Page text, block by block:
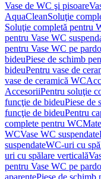
Vase de WC şi pisoare
AquaCleanSoluţie
Soluţie completă pentru
pentru Vase WC
pentru Vase WC pe
bideuPiese de schimb
bideuPentru vase de
vase de ceramică WC
AccesoriiPentru soluţie
funcţie de bideuPiese de
funcţie de bideuPentru
complete pentru WC
WCVase WC suspendate
suspendateWC-uri cu
uri cu spălare verticală
pentru Vase WC pe
aparentePiese de schimb